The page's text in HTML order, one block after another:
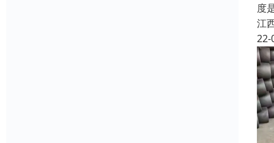
度
江
22-